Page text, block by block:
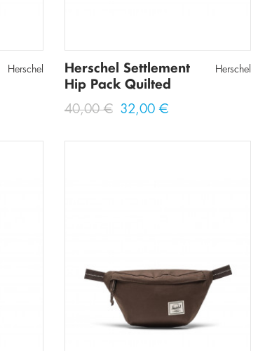
Herschel
Herschel Settlement
Hip Pack Quilted
Herschel
40,00 € 32,00 €